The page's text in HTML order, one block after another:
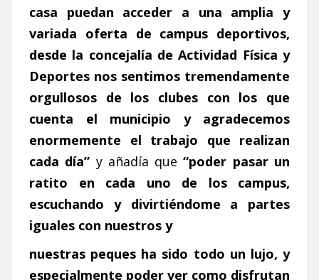
casa puedan acceder a una amplia y
variada oferta de campus deportivos,
desde la concejalía de Actividad Física y
Deportes nos sentimos tremendamente
orgullosos de los clubes con los que
cuenta el municipio y agradecemos
enormemente el trabajo que realizan
cada día” y añadía que“poder pasar un
ratito en cada uno de los campus,
escuchando y divirtiéndome a partes
iguales con nuestros y
nuestras peques ha sido todo un lujo, y
especialmente poder ver como disfrutan